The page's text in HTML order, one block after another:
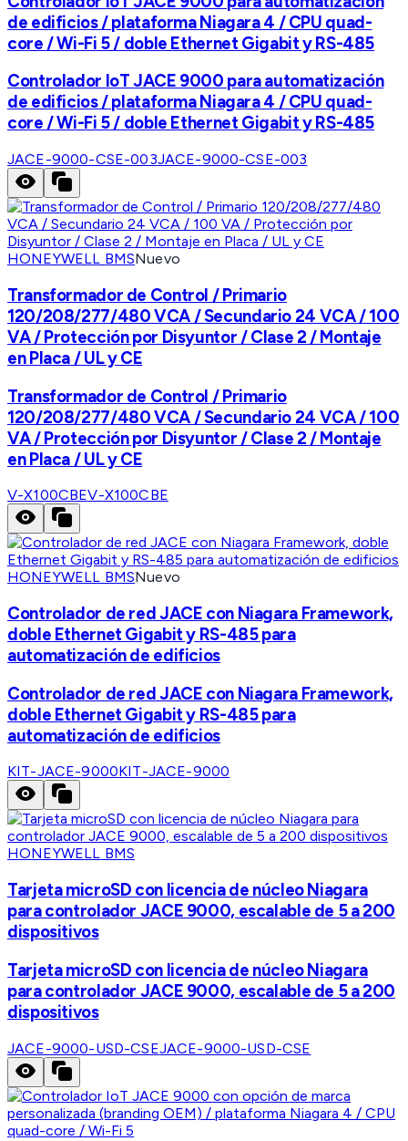
de edificios / plataforma Niagara 4 / CPU quad-
core / Wi-Fi 5 / doble Ethernet Gigabit y RS-485
Controlador IoT JACE 9000 para automatización
de edificios / plataforma Niagara 4 / CPU quad-
core / Wi-Fi 5 / doble Ethernet Gigabit y RS-485
JACE-9000-CSE-003JACE-9000-CSE-003
HONEYWELL BMSNuevo
Transformador de Control / Primario
120/208/277/480 VCA / Secundario 24 VCA / 100
VA / Protección por Disyuntor / Clase 2 / Montaje
en Placa / UL y CE
Transformador de Control / Primario
120/208/277/480 VCA / Secundario 24 VCA / 100
VA / Protección por Disyuntor / Clase 2 / Montaje
en Placa / UL y CE
V-X100CBEV-X100CBE
HONEYWELL BMSNuevo
Controlador de red JACE con Niagara Framework,
doble Ethernet Gigabit y RS-485 para
automatización de edificios
Controlador de red JACE con Niagara Framework,
doble Ethernet Gigabit y RS-485 para
automatización de edificios
KIT-JACE-9000KIT-JACE-9000
HONEYWELL BMS
Tarjeta microSD con licencia de núcleo Niagara
para controlador JACE 9000, escalable de 5 a 200
dispositivos
Tarjeta microSD con licencia de núcleo Niagara
para controlador JACE 9000, escalable de 5 a 200
dispositivos
JACE-9000-USD-CSEJACE-9000-USD-CSE